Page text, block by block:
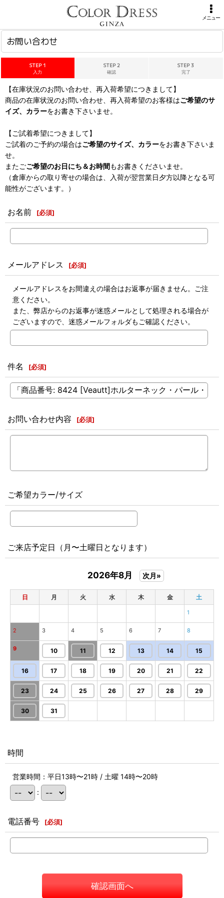
メニュー
お問い合わせ
STEP 1
入力
STEP 2
確認
STEP 3
完了
【在庫状況のお問い合わせ、再入荷希望につきまして】
商品の在庫状況のお問い合わせ、再入荷希望のお客様はご希望のサ
イズ、カラーをお書き下さいませ。
【ご試着希望につきまして】
ご試着のご予約の場合はご希望のサイズ、カラーをお書き下さいま
せ。
またごご希望のお日にち＆お時間もお書きくださいませ。
（倉庫からの取り寄せの場合は、入荷が翌営業日夕方以降となる可
能性がございます。）
お名前 [必須]
メールアドレス [必須]
メールアドレスをお間違えの場合はお返事が届きません。ご注
意ください。
また、弊店からのお返事が迷惑メールとして処理される場合が
ございますので、迷惑メールフォルダもご確認ください。
件名 [必須]
お問い合わせ内容 [必須]
ご希望カラー/サイズ
ご来店予定日（月〜土曜日となります）
2026年8月 次月»
日 月 火 水 木 金 土
1
2 3 4 5 6 7 8
9 10 11 12 13 14 15
16 17 18 19 20 21 22
23 24 25 26 27 28 29
30 31
時間
営業時間：平日13時〜21時 / 土曜 14時〜20時
:
電話番号 [必須]
確認画面へ